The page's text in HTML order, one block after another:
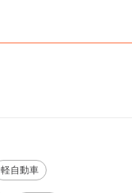
軽自動車